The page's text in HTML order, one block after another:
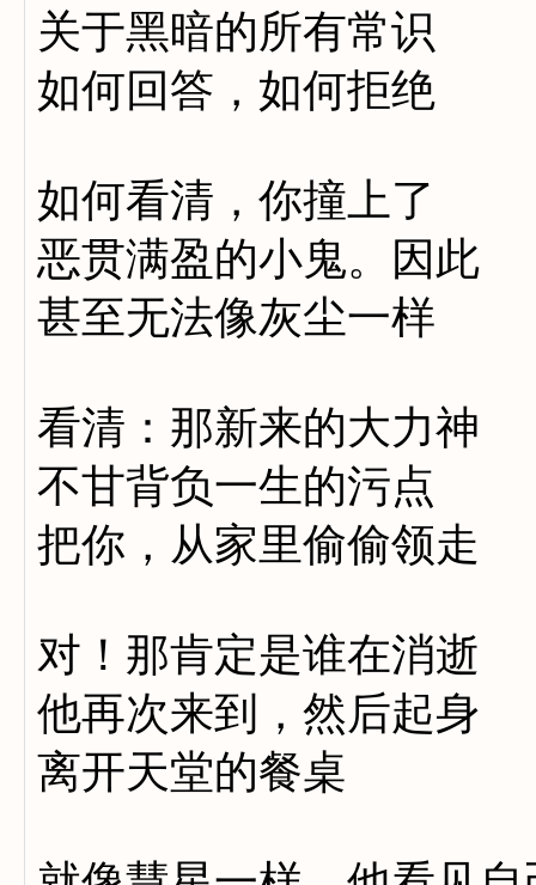
关于黑暗的所有常识
如何回答，如何拒绝
如何看清，你撞上了
恶贯满盈的小鬼。因此
甚至无法像灰尘一样
看清：那新来的大力神
不甘背负一生的污点
把你，从家里偷偷领走
对！那肯定是谁在消逝
他再次来到，然后起身
离开天堂的餐桌